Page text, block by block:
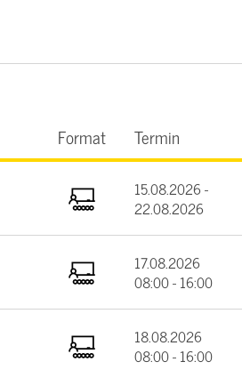
Format Termin
15.08.2026 -
22.08.2026
17.08.2026
08:00 - 16:00
18.08.2026
08:00 - 16:00